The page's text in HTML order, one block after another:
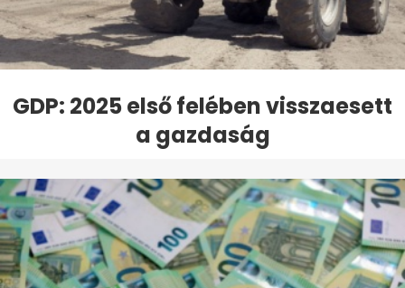
GDP: 2025 első felében visszaesett
a gazdaság